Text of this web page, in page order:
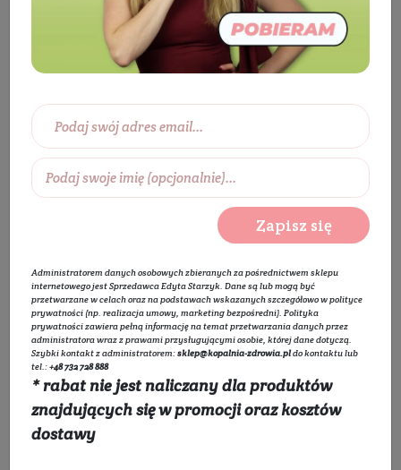
Cytrynowy olejek
eteryczny
Zapisz się
Administratorem danych osobowych zbieranych za pośrednictwem sklepu
internetowego jest Sprzedawca Edyta Starzyk. Dane są lub mogą być
przetwarzane w celach oraz na podstawach wskazanych szczegółowo wpolityce
prywatności (np. realizacja umowy, marketing bezpośredni). Polityka
prywatnościzawiera pełną informację na temat przetwarzania danych przez
administratora wraz z prawami przysługującymi osobie, której dane dotyczą.
Szybki kontakt z administratorem:sklep@kopalnia-zdrowia.pldo kontaktu lub
tel.:+48 732 728 888
* rabat nie jest naliczany dla produktów
znajdujących się w promocji oraz kosztów
dostawy